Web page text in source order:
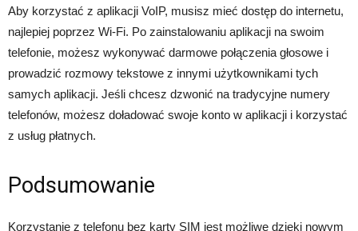
Aby korzystać z aplikacji VoIP, musisz mieć dostęp do internetu,
najlepiej poprzez Wi-Fi. Po zainstalowaniu aplikacji na swoim
telefonie, możesz wykonywać darmowe połączenia głosowe i
prowadzić rozmowy tekstowe z innymi użytkownikami tych
samych aplikacji. Jeśli chcesz dzwonić na tradycyjne numery
telefonów, możesz doładować swoje konto w aplikacji i korzystać
z usług płatnych.
Podsumowanie
Korzystanie z telefonu bez karty SIM jest możliwe dzięki nowym